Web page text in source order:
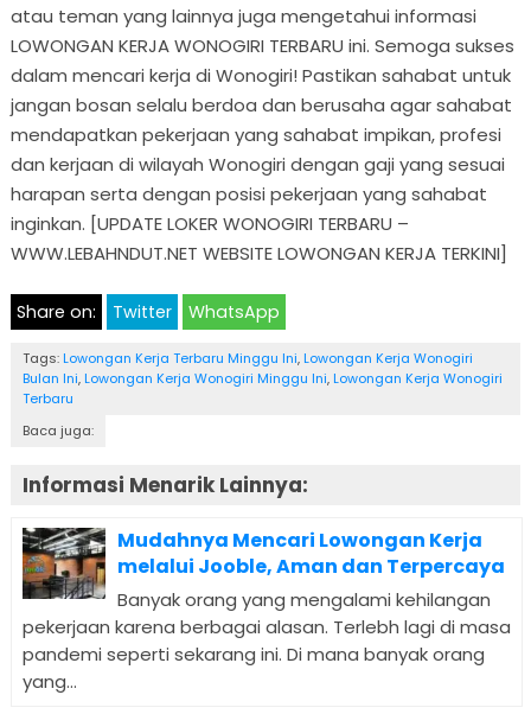
atau teman yang lainnya juga mengetahui informasi
LOWONGAN KERJA WONOGIRI TERBARU ini. Semoga sukses
dalam mencari kerja di Wonogiri! Pastikan sahabat untuk
jangan bosan selalu berdoa dan berusaha agar sahabat
mendapatkan pekerjaan yang sahabat impikan, profesi
dan kerjaan di wilayah Wonogiri dengan gaji yang sesuai
harapan serta dengan posisi pekerjaan yang sahabat
inginkan. [UPDATE LOKER WONOGIRI TERBARU –
WWW.LEBAHNDUT.NET WEBSITE LOWONGAN KERJA TERKINI]
Share on: Twitter WhatsApp
Tags: Lowongan Kerja Terbaru Minggu Ini, Lowongan Kerja Wonogiri
Bulan Ini, Lowongan Kerja Wonogiri Minggu Ini, Lowongan Kerja Wonogiri
Terbaru
Baca juga:
Informasi Menarik Lainnya:
Mudahnya Mencari Lowongan Kerja
melalui Jooble, Aman dan Terpercaya
Banyak orang yang mengalami kehilangan
pekerjaan karena berbagai alasan. Terlebh lagi di masa
pandemi seperti sekarang ini. Di mana banyak orang
yang...